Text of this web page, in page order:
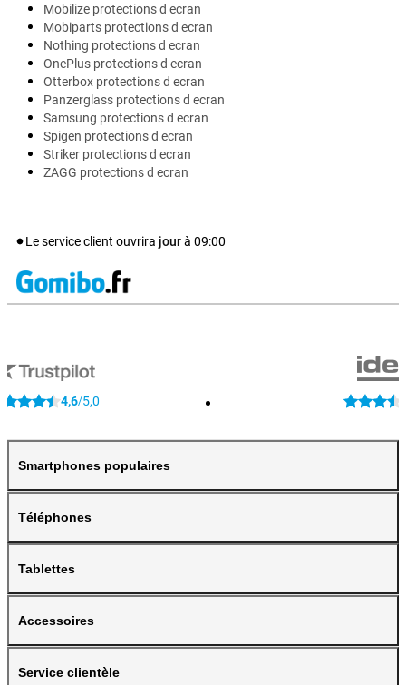
Mobilize protections d ecran
Mobiparts protections d ecran
Nothing protections d ecran
OnePlus protections d ecran
Otterbox protections d ecran
Panzerglass protections d ecran
Samsung protections d ecran
Spigen protections d ecran
Striker protections d ecran
ZAGG protections d ecran
Le service client ouvrira jourà 09:00
4,6/5,0
Smartphones populaires
Téléphones
Tablettes
Accessoires
Service clientèle